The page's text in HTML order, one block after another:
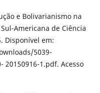
e Bolivarianismo na
Americana de Ciência
Disponível em:
5039-
20150916-1.pdf. Acesso